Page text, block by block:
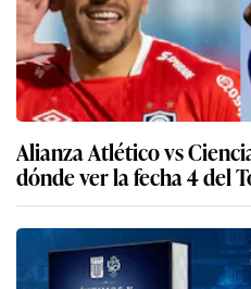
Alianza Atlético vs
dónde ver la fecha 4 del